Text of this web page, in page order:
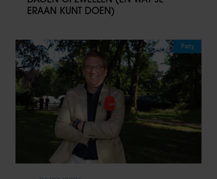
ERAAN KUNT DOEN)
Party